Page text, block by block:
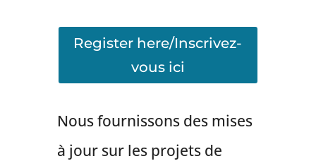
Register here/Inscrivez-
vous ici
Nous fournissons des mises
à jour sur les projets de